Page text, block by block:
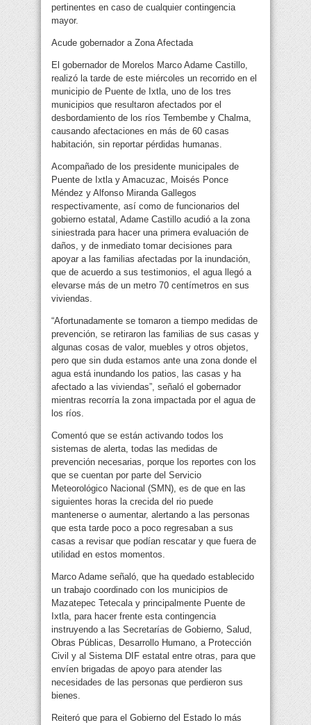
pertinentes en caso de cualquier contingencia
mayor.
Acude gobernador a Zona Afectada
El gobernador de Morelos Marco Adame Castillo,
realizó la tarde de este miércoles un recorrido en el
municipio de Puente de Ixtla, uno de los tres
municipios que resultaron afectados por el
desbordamiento de los ríos Tembembe y Chalma,
causando afectaciones en más de 60 casas
habitación, sin reportar pérdidas humanas.
Acompañado de los presidente municipales de
Puente de Ixtla y Amacuzac, Moisés Ponce
Méndez y Alfonso Miranda Gallegos
respectivamente, así como de funcionarios del
gobierno estatal, Adame Castillo acudió a la zona
siniestrada para hacer una primera evaluación de
daños, y de inmediato tomar decisiones para
apoyar a las familias afectadas por la inundación,
que de acuerdo a sus testimonios, el agua llegó a
elevarse más de un metro 70 centímetros en sus
viviendas.
“Afortunadamente se tomaron a tiempo medidas de
prevención, se retiraron las familias de sus casas y
algunas cosas de valor, muebles y otros objetos,
pero que sin duda estamos ante una zona donde el
agua está inundando los patios, las casas y ha
afectado a las viviendas”, señaló el gobernador
mientras recorría la zona impactada por el agua de
los ríos.
Comentó que se están activando todos los
sistemas de alerta, todas las medidas de
prevención necesarias, porque los reportes con los
que se cuentan por parte del Servicio
Meteorológico Nacional (SMN), es de que en las
siguientes horas la crecida del rio puede
mantenerse o aumentar, alertando a las personas
que esta tarde poco a poco regresaban a sus
casas a revisar que podían rescatar y que fuera de
utilidad en estos momentos.
Marco Adame señaló, que ha quedado establecido
un trabajo coordinado con los municipios de
Mazatepec Tetecala y principalmente Puente de
Ixtla, para hacer frente esta contingencia
instruyendo a las Secretarías de Gobierno, Salud,
Obras Públicas, Desarrollo Humano, a Protección
Civil y al Sistema DIF estatal entre otras, para que
envíen brigadas de apoyo para atender las
necesidades de las personas que perdieron sus
bienes.
Reiteró que para el Gobierno del Estado lo más